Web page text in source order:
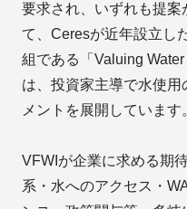
要求され、いずれも提案
て、Ceresが近年設立し
組である「Valuing
は、投資家主導で水使
メントを展開しています
VFWIが企業に求める期
系・水へのアクセス・